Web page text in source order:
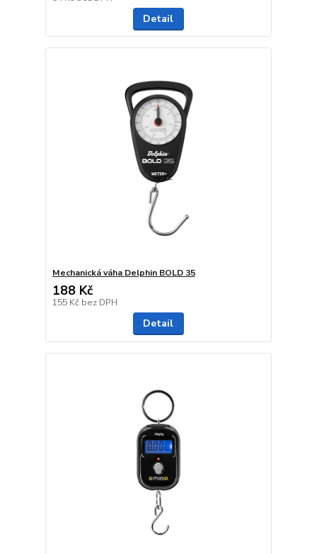
Detail
Mechanická váha Delphin BOLD 35
188 Kč
155 Kč bez DPH
Detail